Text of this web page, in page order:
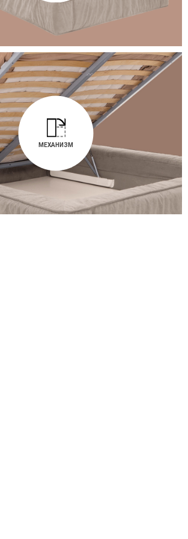
МЕХАНИЗМ